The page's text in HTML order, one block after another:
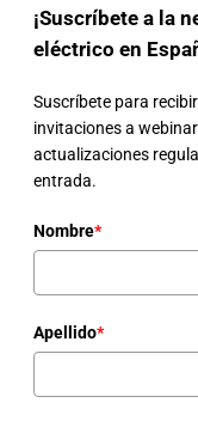
¡Suscríbete a la
eléctrico en
Suscríbete para
invitaciones a
actualizaciones
entrada.
Nombre*
Apellido*